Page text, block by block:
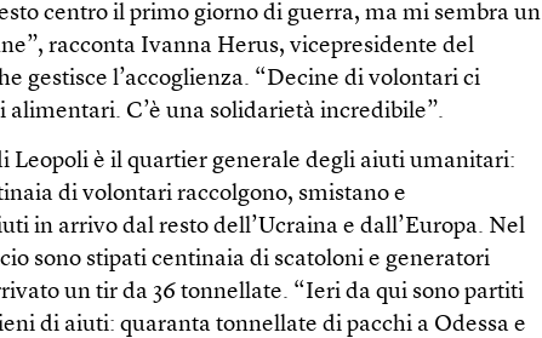
centro il primo giorno di guerra, ma mi sembra un
racconta Ivanna Herus, vicepresidente del
gestisce l’accoglienza. “Decine di volontari ci
alimentari. C’è una solidarietà incredibile”.
Leopoli è il quartier generale degli aiuti umanitari:
di volontari raccolgono, smistano e
in arrivo dal resto dell’Ucraina e dall’Europa. Nel
sono stipati centinaia di scatoloni e generatori
un tir da 36 tonnellate. “Ieri da qui sono partiti
di aiuti: quaranta tonnellate di pacchi a Odessa e